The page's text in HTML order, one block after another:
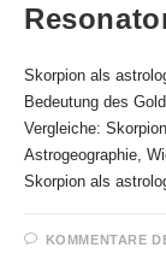
Skorpion als
Bedeutung des
Vergleiche:
Astrogeographie,
Skorpion als
KOMMENTARE